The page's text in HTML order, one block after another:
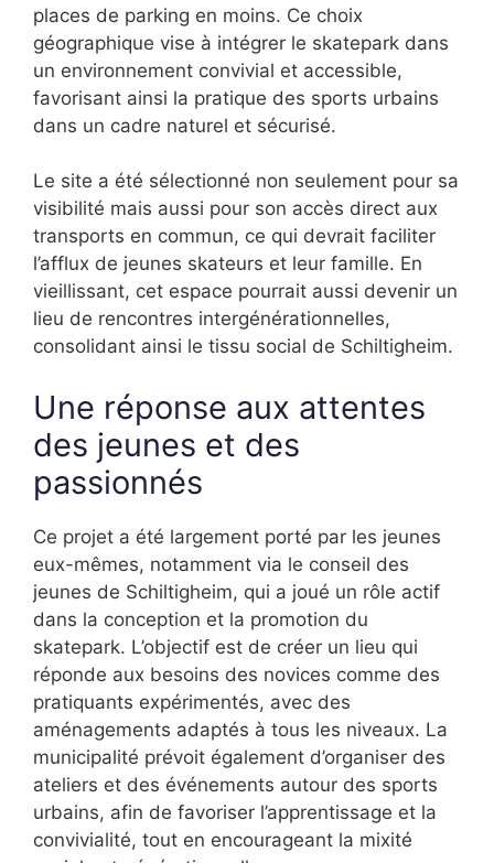
places de parking en moins. Ce choix
géographique vise à intégrer le skatepark dans
un environnement convivial et accessible,
favorisant ainsi la pratique des sports urbains
dans un cadre naturel et sécurisé.
Le site a été sélectionné non seulement pour sa
visibilité mais aussi pour son accès direct aux
transports en commun, ce qui devrait faciliter
l’afflux de jeunes skateurs et leur famille. En
vieillissant, cet espace pourrait aussi devenir un
lieu de rencontres intergénérationnelles,
consolidant ainsi le tissu social de Schiltigheim.
Une réponse aux attentes
des jeunes et des
passionnés
Ce projet a été largement porté par les jeunes
eux-mêmes, notamment via le conseil des
jeunes de Schiltigheim, qui a joué un rôle actif
dans la conception et la promotion du
skatepark. L’objectif est de créer un lieu qui
réponde aux besoins des novices comme des
pratiquants expérimentés, avec des
aménagements adaptés à tous les niveaux. La
municipalité prévoit également d’organiser des
ateliers et des événements autour des sports
urbains, afin de favoriser l’apprentissage et la
convivialité, tout en encourageant la mixité